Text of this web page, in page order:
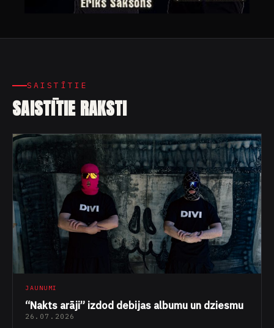
SAISTĪTIE
SAISTĪTIE RAKSTI
JAUNUMI
“Nakts arāji” izdod debijas albumu un dziesmu
26.07.2026